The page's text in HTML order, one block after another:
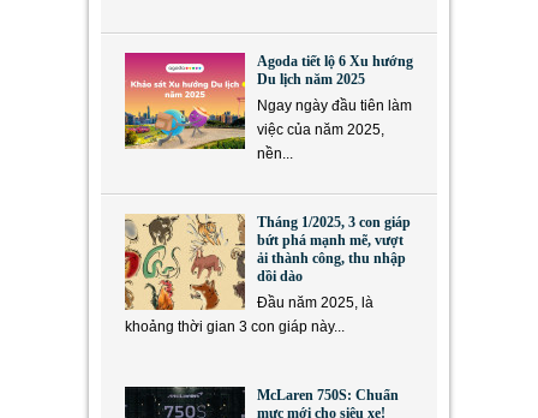
Agoda tiết lộ 6 Xu hướng
Du lịch năm 2025
Ngay ngày đầu tiên làm
việc của năm 2025,
nền...
Tháng 1/2025, 3 con giáp
bứt phá mạnh mẽ, vượt
ải thành công, thu nhập
dồi dào
Đầu năm 2025, là
khoảng thời gian 3 con giáp này...
McLaren 750S: Chuẩn
mực mới cho siêu xe!